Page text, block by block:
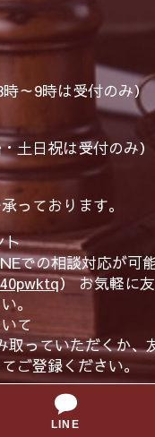
～9時は受付のみ）
土日祝は受付のみ）
っております。
ト
での相談対応が可能
） お気軽に
。
て
取っていただくか、
ご登録ください。